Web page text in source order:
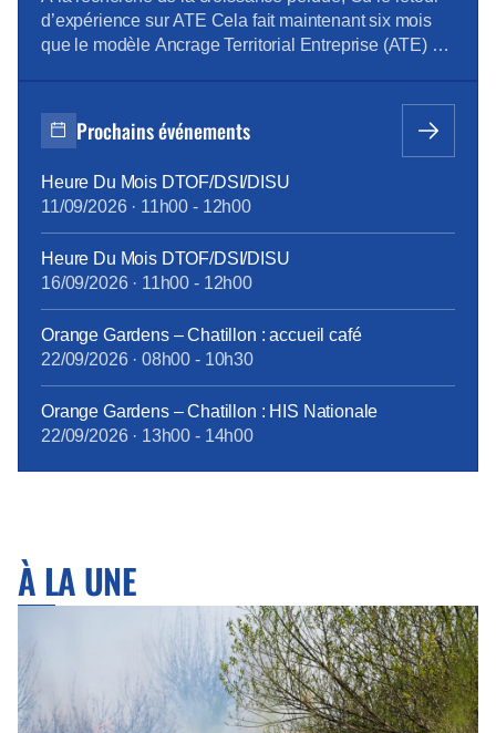
d’expérience sur ATE Cela fait maintenant six mois
que le modèle Ancrage Territorial Entreprise (ATE) est
sont trompeurs. Le management est devenu hyper
contrôlant et bride l’autonomie des équipes. Les […]
Prochains événements
Heure Du Mois DTOF/DSI/DISU
11/09/2026· 11h00 - 12h00
Heure Du Mois DTOF/DSI/DISU
16/09/2026· 11h00 - 12h00
Orange Gardens – Chatillon : accueil café
22/09/2026· 08h00 - 10h30
Orange Gardens – Chatillon : HIS Nationale
22/09/2026· 13h00 - 14h00
À LA UNE